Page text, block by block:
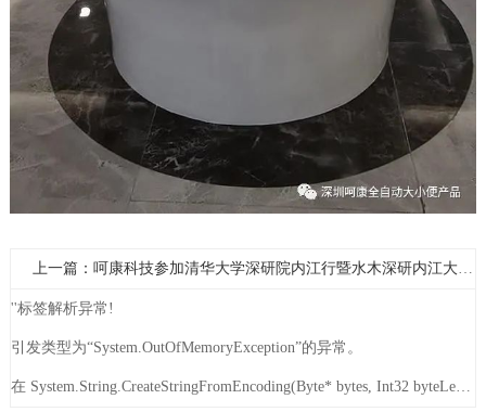
上一篇：呵康科技参加清华大学深研院内江行暨水木深研内江大健康产业活动
''标签解析异常!
引发类型为“System.OutOfMemoryException”的异常。
在 System.String.CreateStringFromEncoding(Byte* bytes, Int32 byteLength, Encoding encoding) 在 System.Text.UnicodeEncoding.GetString(Byte[] bytes, Int32 index, Int32 count) 在 System.Data.SqlClient.TdsParserStateObject.TryReadString(Int32 length, String& value) 在 System.Data.SqlClient.TdsParser.TryReadSqlStringValue(SqlBuffer value, Byte type, Int32 length, Encoding encoding, Boolean isPlp, TdsParserStateObject stateObj) 在 System.Data.SqlClient.TdsParser.TryReadSqlValue(SqlBuffer value, SqlMetaDataPriv md, Int32 length, TdsParserStateObject stateObj, SqlCommandColumnEncryptionSetting columnEncryptionOverride, String columnName) 在 System.Data.SqlClient.SqlDataReader.TryReadColumnInternal(Int32 i, Boolean readHeaderOnly) 在 System.Data.SqlClient.SqlDataReader.TryReadColumn(Int32 i, Boolean setTimeout, Boolean allowPartiallyReadColumn) 在 System.Data.SqlClient.SqlDataReader.GetValues(Object[] values) 在 System.Data.ProviderBase.DataReaderContainer.CommonLanguageSubsetDataReader.GetValues(Object[] values) 在 System.Data.ProviderBase.SchemaMapping.LoadDataRow() 在 System.Data.Common.DataAdapter.FillLoadDataRow(SchemaMapping mapping) 在 System.Data.Common.DataAdapter.FillFromReader(DataSet dataset, DataTable datatable, String srcTable, DataReaderContainer dataReader, Int32 startRecord, Int32 maxRecords, DataColumn parentChapterColumn, Object parentChapterValue) 在 System.Data.Common.DataAdapter.Fill(DataSet dataSet, String srcTable, IDataReader dataReader, Int32 startRecord, Int32 maxRecords) 在 System.Data.Common.DbDataAdapter.FillInternal(DataSet dataset, DataTable[] datatables, Int32 startRecord, Int32 maxRecords, String srcTable, IDbCommand command, CommandBehavior behavior) 在 System.Data.Common.DbDataAdapter.Fill(DataSet dataSet, Int32 startRecord, Int32 maxRecords, String srcTable, IDbCommand command, CommandBehavior behavior) 在 System.Data.Common.DbDataAdapter.Fill(DataSet dataSet) 在 Whir.Repository.Database.Query(String sql, Object[] args) 在 Whir.Label.Dynamic.Content.GetColumnFileValue() 位置 E:\chenxz\05.ezEIP\ezEipV5.0\tags\V5.3.0(0649)\Whir.Label\Dynamic\Content.cs:行号 111 在 Whir.Label.Dynamic.Content.Render(HtmlTextWriter output) 位置 E:\chenxz\05.ezEIP\ezEipV5.0\tags\V5.3.0(0649)\Whir.Label\Dynamic\Content.cs:行号 93